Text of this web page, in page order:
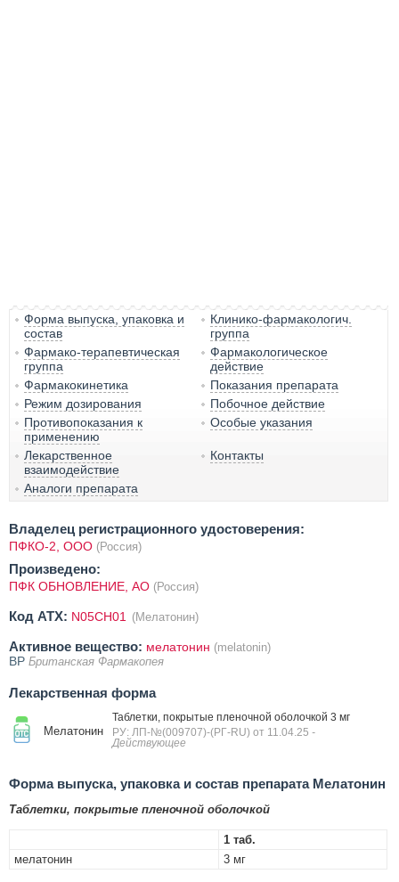
Форма выпуска, упаковка и
состав
Клинико-фармакологич.
группа
Фармако-терапевтическая
группа
Фармакологическое
действие
Фармакокинетика
Показания препарата
Режим дозирования
Побочное действие
Противопоказания к
применению
Особые указания
Лекарственное
взаимодействие
Контакты
Аналоги препарата
Владелец регистрационного удостоверения:
ПФКО-2, ООО (Россия)
Произведено:
ПФК ОБНОВЛЕНИЕ, АО (Россия)
Код ATX: N05CH01 (Мелатонин)
Активное вещество: мелатонин (melatonin)
BP Британская Фармакопея
Лекарственная форма
Мелатонин
Таблетки, покрытые пленочной оболочкой 3 мг
РУ: ЛП-№(009707)-(РГ-RU) от 11.04.25 -
Действующее
Форма выпуска, упаковка и состав препарата Мелатонин
Таблетки, покрытые пленочной оболочкой
1 таб.
мелатонин
3 мг